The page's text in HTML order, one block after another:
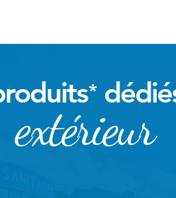
*
extérieur